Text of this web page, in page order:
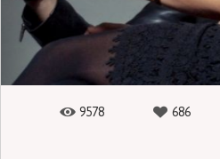
9578 686